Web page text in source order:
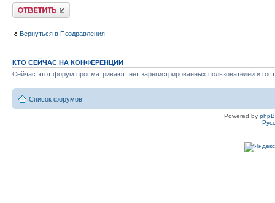
Ответить
Вернуться в Поздравления
КТО СЕЙЧАС НА КОНФЕРЕНЦИИ
Сейчас этот форум просматривают: нет зарегистрированных пользователей и
Список форумов
Powered by